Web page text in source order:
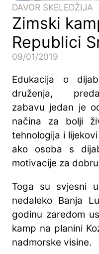
DAVOR SKELEDŽIJA
Zimski
Republici
09/01/2019
Edukacija o
druženja,
zabavu jedan je
načina za bolji
tehnologija i
ako osoba s
motivacije za
Toga su svjesni
nedaleko Banja
godinu zaredom
kamp na planini
nadmorske visine.